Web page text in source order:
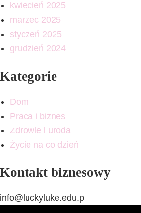
kwiecień 2025
marzec 2025
styczeń 2025
grudzień 2024
Kategorie
Dom
Praca i biznes
Zdrowie i uroda
Życie na co dzień
Kontakt biznesowy
info@luckyluke.edu.pl